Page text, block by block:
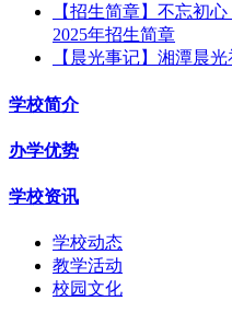
【招生简章】不忘初
2025年招生简章
【晨光事记】湘潭晨
学校简介
办学优势
学校资讯
学校动态
教学活动
校园文化